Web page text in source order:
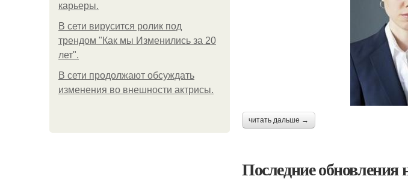
карьеры.
В сети вирусится ролик под
трендом "Как мы Изменились за 20
лет".
В сети продолжают обсуждать
изменения во внешности актрисы.
читать дальше →
Последние обновления